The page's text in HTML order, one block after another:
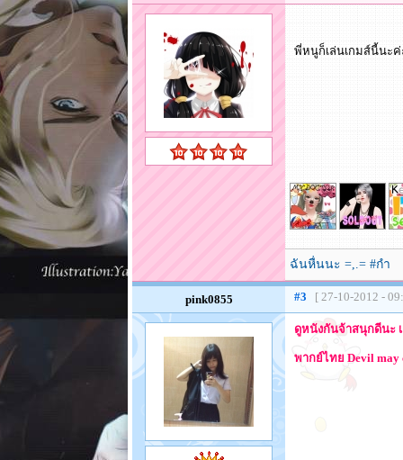
พี่หนูก็เล่นเกมส์นี้นะค่
ฉันหื่นนะ =,.= #กำ
pink0855 #3 [ 27-10-2012 -
ดูหนังกันจ้าสนุกดีนะ
พากย์ไทย Devil